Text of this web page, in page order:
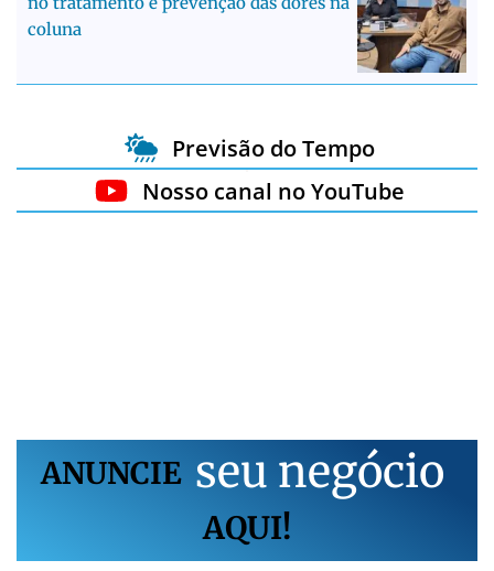
coluna
Previsão do Tempo
Nosso canal no YouTube
ANUNCIE seu negócio
AQUI!